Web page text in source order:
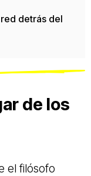
detrás del
de los
el filósofo